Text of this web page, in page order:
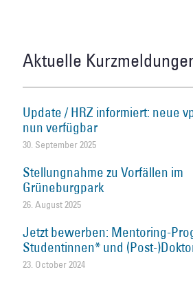
Aktuelle
Update / HRZ informiert: neue
nun verfügbar
30. September 2025
Stellungnahme zu Vorfällen im
Grüneburgpark
26. August 2025
Jetzt bewerben: Mentoring-
Studentinnen* und (Post-
23. October 2024